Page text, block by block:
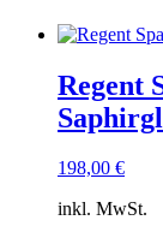
Regent
198,00 €
inkl. MwSt.